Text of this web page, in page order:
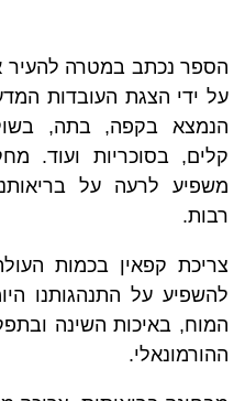
הספר נכתב במטרה להעיר
על ידי הצגת העובדות
הנמצא בקפה, בתה,
קלים, בסוכריות ועוד.
משפיע לרעה על
רבות.
להשפיע על התנהגותנו
המוח, באיכות השינה
ההורמונאלי.